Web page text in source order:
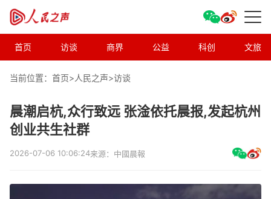
首页 访谈 商界 公益 科创 文旅
当前位置：首页>人民之声>访谈
晨潮启杭,众行致远 张淦依托晨报,发起杭州
创业共生社群
2026-07-06 10:06:24来源：中國晨報